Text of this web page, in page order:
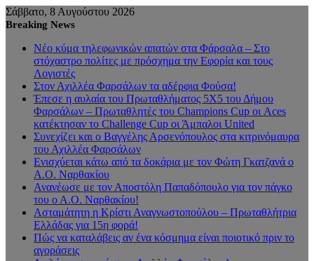
Σάββατο, 8 Αυγούστου 2026
Breaking News
Νέο κύμα τηλεφωνικών απατών στα Φάρσαλα – Στο
στόχαστρο πολίτες με πρόσχημα την Εφορία και τους
Λογιστές
Στον Αχιλλέα Φαρσάλων τα αδέρφια Φούσα!
Έπεσε η αυλαία του Πρωταθλήματος 5Χ5 του Δήμου
Φαρσάλων – Πρωταθλητές του Champions Cup οι Aces
κατέκτησαν το Challenge Cup οι Άμπαλοι United
Συνεχίζει και ο Βαγγέλης Αρσενόπουλος στα κιτρινόμαυρα
του Αχιλλέα Φαρσάλων
Ενισχύεται κάτω από τα δοκάρια με τον Φώτη Γκατζανά ο
Α.Ο. Ναρθακίου
Ανανέωσε με τον Αποστόλη Παπαδόπουλο για τον πάγκο
του ο Α.Ο. Ναρθακίου!
Ασταμάτητη η Κρίστι Αναγνωστοπούλου – Πρωταθλήτρια
Ελλάδας για 15η φορά!
Πώς να καταλάβεις αν ένα κόσμημα είναι ποιοτικό πριν το
αγοράσεις